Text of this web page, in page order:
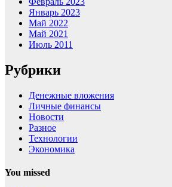
Январь 2023
Май 2022
Май 2021
Июль 2011
Рубрики
Денежные вложения
Личные финансы
Новости
Разное
Технологии
Экономика
You missed